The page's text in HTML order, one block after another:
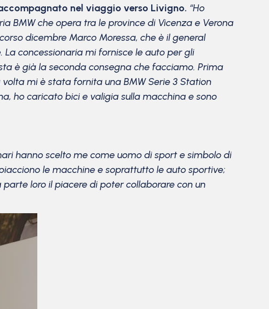
nel viaggio verso Livigno. “Ho
BMW che opera tra le province di Vicenza e Verona
dicembre Marco Moressa, che è il general
concessionaria mi fornisce le auto per gli
è già la seconda consegna che facciamo. Prima
mi è stata fornita una BMW Serie 3 Station
ho caricato bici e valigia sulla macchina e sono
hanno scelto me come uomo di sport e simbolo di
le macchine e soprattutto le auto sportive;
loro il piacere di poter collaborare con un